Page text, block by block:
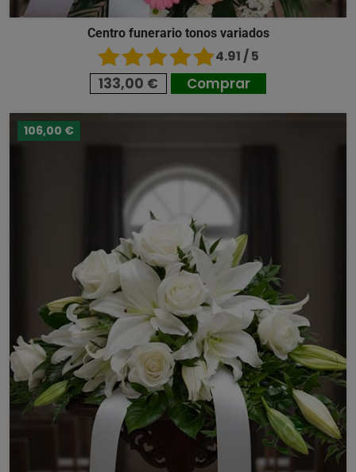
Centro funerario tonos variados
4.91 / 5
133,00 € Comprar
106,00 €